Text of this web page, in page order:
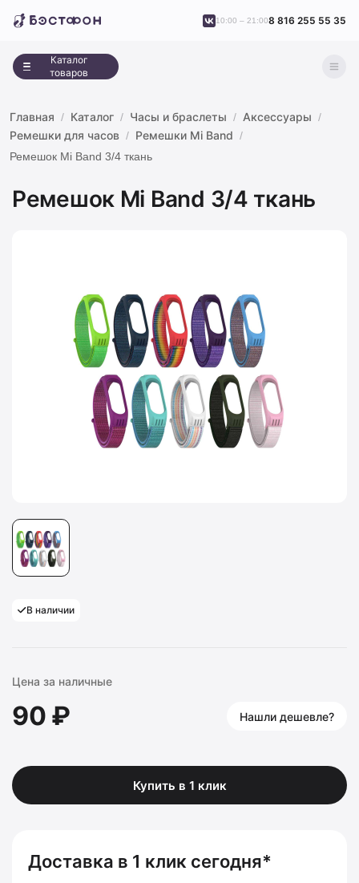
Каталог
товаров
10:00 – 21:008 816 255 55 35
Главная Каталог Часы и браслеты
Аксессуары
Ремешки для часов
Ремешки Mi Band
Ремешок Mi Band 3/4 ткань
Ремешок Mi Band 3/4 ткань
В наличии
Цена за наличные
90 ₽ Нашли дешевле?
Купить в 1 клик
Доставка в 1 клик сегодня*